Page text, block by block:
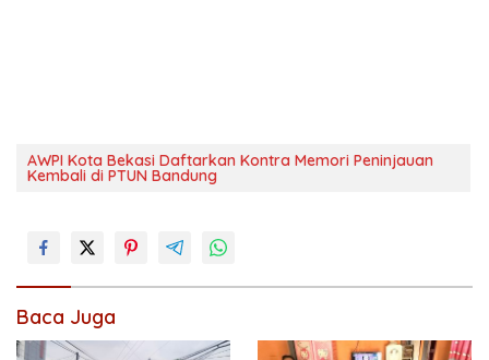
AWPI Kota Bekasi Daftarkan Kontra Memori Peninjauan
Kembali di PTUN Bandung
Baca Juga